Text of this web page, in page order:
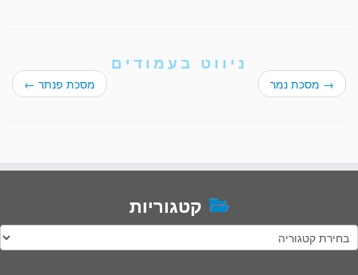
ניווט בעמודים
→ מסכת נמר מסכת פנתר ←
קטגוריות
קטגוריות